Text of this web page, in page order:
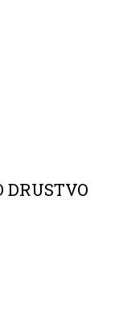
DRUSTVO